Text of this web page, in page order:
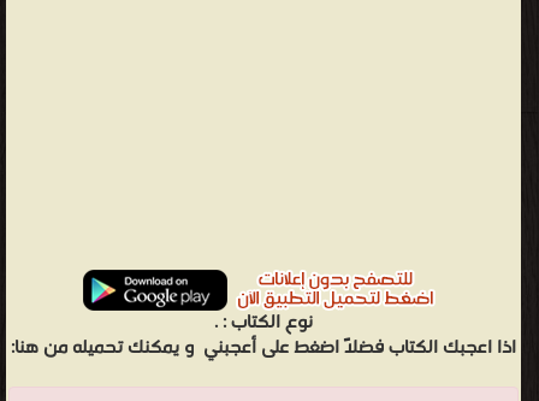
نوع الكتاب :.
اذا اعجبك الكتاب فضلاً اضغط على أعجبني و يمكنك تحميله من هنا: